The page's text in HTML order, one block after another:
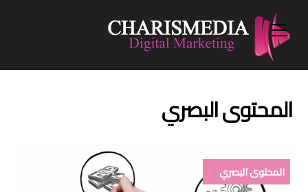
content
المحتوى البصري
المحتوى البصري